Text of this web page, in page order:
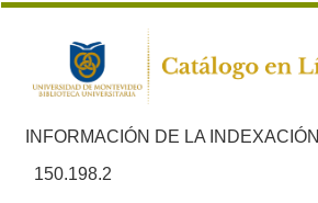
INFORMACIÓN DE LA INDEXACIÓN
150.198.2